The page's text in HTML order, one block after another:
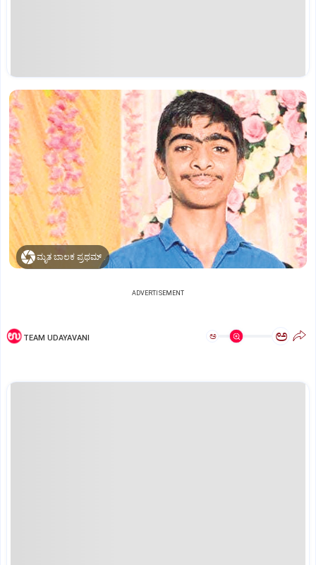
ಮೃತ ಬಾಲಕ ಪ್ರಥಮ್‌ .
ADVERTISEMENT
TEAM UDAYAVANI ಅ ಅ